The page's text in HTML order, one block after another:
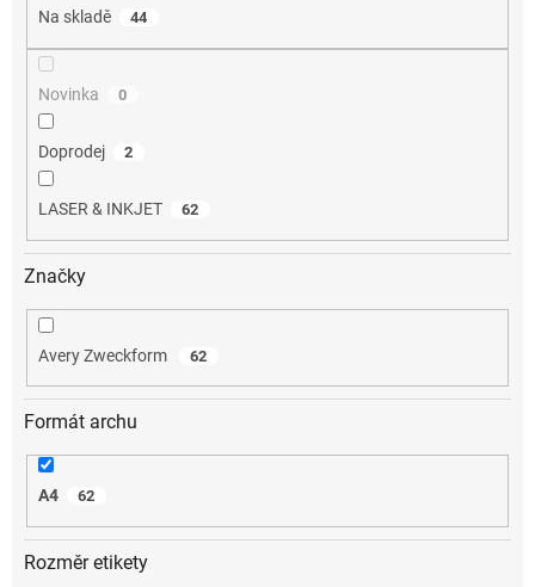
Na skladě 44
Novinka 0
Doprodej 2
LASER & INKJET 62
Značky
Avery Zweckform 62
Formát archu
A4 62
Rozměr etikety